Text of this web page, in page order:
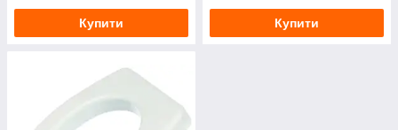
Купити Купити